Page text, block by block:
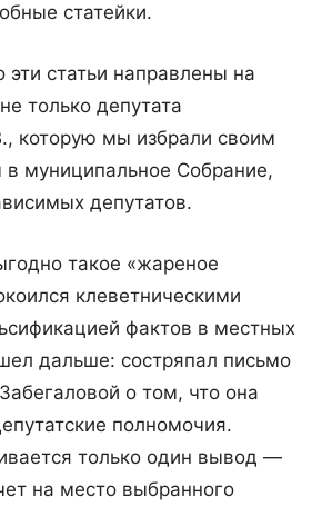
статейки.
статьи направлены на
только депутата
которую мы избрали своим
в муниципальное Собрание,
депутатов.
такое «жареное
клеветническими
фактов в местных
дальше: состряпал письмо
о том, что она
полномочия.
только один вывод —
на место выбранного